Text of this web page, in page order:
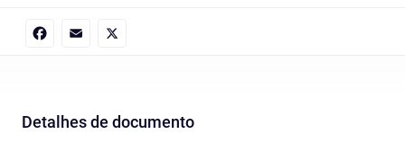
Detalhes de documento